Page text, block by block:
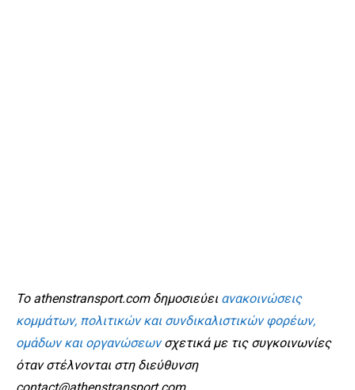
To athenstransport.com δημοσιεύει ανακοινώσεις
κομμάτων, πολιτικών και συνδικαλιστικών φορέων,
ομάδων και οργανώσεωνσχετικά με τις συγκοινωνίες
όταν στέλνονται στη διεύθυνση